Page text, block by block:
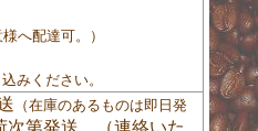
へ配達可。）
みください。
（在庫のあるものは即日発
次第発送。（連絡いた